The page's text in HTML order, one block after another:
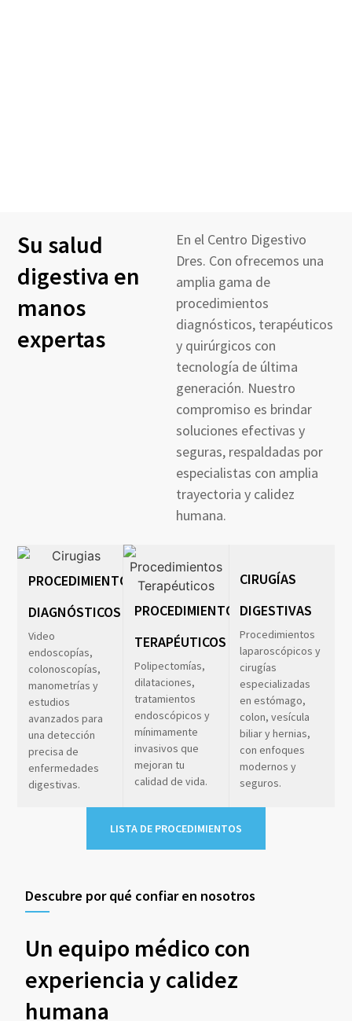
Su salud
digestiva en
manos
expertas
En el Centro Digestivo
Dres. Con ofrecemos una
amplia gama de
procedimientos
diagnósticos, terapéuticos
y quirúrgicos con
tecnología de última
generación. Nuestro
compromiso es brindar
soluciones efectivas y
seguras, respaldadas por
especialistas con amplia
trayectoria y calidez
humana.
PROCEDIMIENTOS
DIAGNÓSTICOS
Video
endoscopías,
colonoscopías,
manometrías y
estudios
avanzados para
una detección
precisa de
enfermedades
digestivas.
PROCEDIMIENTOS
TERAPÉUTICOS
Polipectomías,
dilataciones,
tratamientos
endoscópicos y
mínimamente
invasivos que
mejoran tu
calidad de vida.
CIRUGÍAS
DIGESTIVAS
Procedimientos
laparoscópicos y
cirugías
especializadas
en estómago,
colon, vesícula
biliar y hernias,
con enfoques
modernos y
seguros.
LISTA DE PROCEDIMIENTOS
Descubre por qué confiar en nosotros
Un equipo médico con
experiencia y calidez
humana